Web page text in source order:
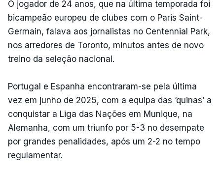
O jogador de 24 anos, que na última temporada foi
bicampeão europeu de clubes com o Paris Saint-
Germain, falava aos jornalistas no Centennial Park,
nos arredores de Toronto, minutos antes de novo
treino da seleção nacional.
Portugal e Espanha encontraram-se pela última
vez em junho de 2025, com a equipa das ‘quinas’ a
conquistar a Liga das Nações em Munique, na
Alemanha, com um triunfo por 5-3 no desempate
por grandes penalidades, após um 2-2 no tempo
regulamentar.